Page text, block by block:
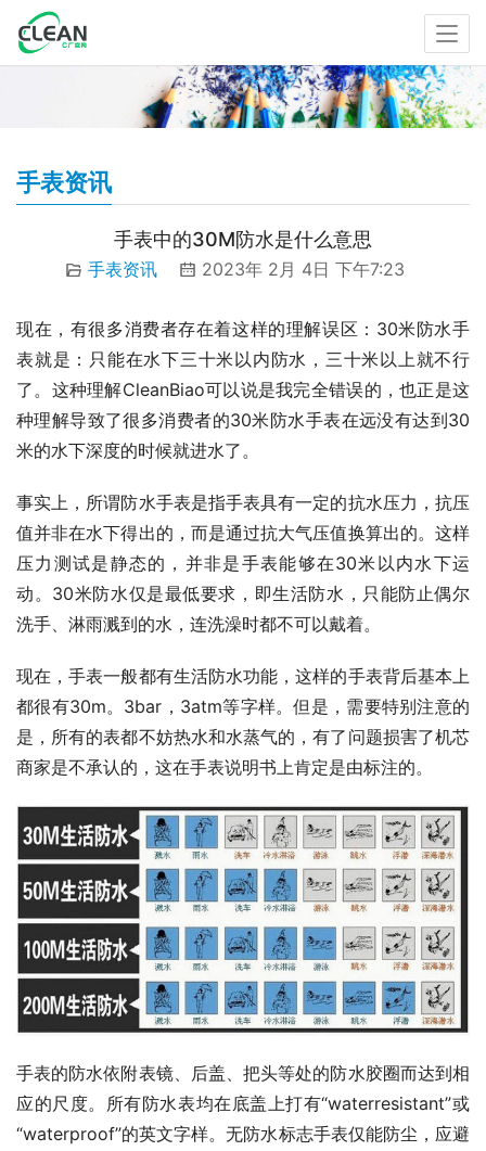
手表资讯
手表中的30M防水是什么意思
手表资讯 2023年 2月 4日 下午7:23
现在，有很多消费者存在着这样的理解误区：30米防水手
表就是：只能在水下三十米以内防水，三十米以上就不行
了。这种理解CleanBiao可以说是我完全错误的，也正是这
种理解导致了很多消费者的30米防水手表在远没有达到30
米的水下深度的时候就进水了。
事实上，所谓防水手表是指手表具有一定的抗水压力，抗压
值并非在水下得出的，而是通过抗大气压值换算出的。这样
压力测试是静态的，并非是手表能够在30米以内水下运
动。30米防水仅是最低要求，即生活防水，只能防止偶尔
洗手、淋雨溅到的水，连洗澡时都不可以戴着。
现在，手表一般都有生活防水功能，这样的手表背后基本上
都很有30m。3bar，3atm等字样。但是，需要特别注意的
是，所有的表都不妨热水和水蒸气的，有了问题损害了机芯
商家是不承认的，这在手表说明书上肯定是由标注的。
手表的防水依附表镜、后盖、把头等处的防水胶圈而达到相
应的尺度。所有防水表均在底盖上打有“waterresistant”或
“waterproof”的英文字样。无防水标志手表仅能防尘，应避